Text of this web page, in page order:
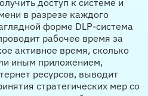
в разрезе каждого
форме DLP-система
рабочее время за
активное время, сколько
иным приложением,
ресурсов, выводит
стратегических мер со